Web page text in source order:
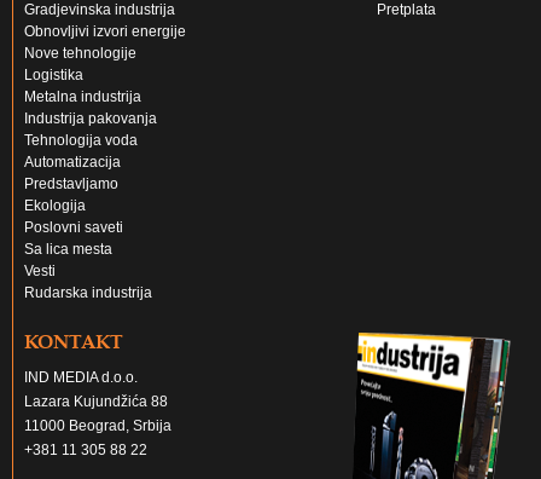
Gradjevinska industrija
Obnovljivi izvori energije
Nove tehnologije
Logistika
Metalna industrija
Industrija pakovanja
Tehnologija voda
Automatizacija
Predstavljamo
Ekologija
Poslovni saveti
Sa lica mesta
Vesti
Rudarska industrija
Pretplata
KONTAKT
IND MEDIA d.o.o.
Lazara Kujundžića 88
11000 Beograd, Srbija
+381 11 305 88 22